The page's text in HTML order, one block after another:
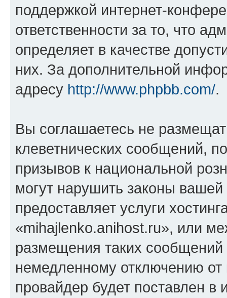
поддержкой интернет-
ответственности за то, что
определяет в качестве
них. За дополнительной
адресу http://www.phpbb.com/.
Вы соглашаетесь не
клеветнических сообщений,
призывов к национальной
могут нарушить законы
предоставляет услуги
«mihajlenko.anihost.ru», или
размещения таких
немедленному отключению
провайдер будет поставлен в